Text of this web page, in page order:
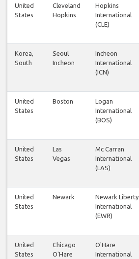
United
States
Cleveland
Hopkins
Hopkins
International
(CLE)
Korea,
South
Seoul
Incheon
Incheon
International
(ICN)
United
States
Boston
Logan
International
(BOS)
United
States
Las
Vegas
Mc Carran
International
(LAS)
United
States
Newark
Newark Liberty
International
(EWR)
United
States
Chicago
O'Hare
O'Hare
International